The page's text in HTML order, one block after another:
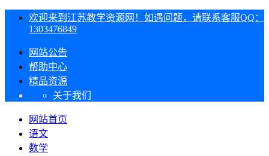
欢迎来到江苏教学资源网！如遇问题，请联系客服QQ：
1303476849
网站公告
帮助中心
精品资源
关于我们
网站首页
语文
数学